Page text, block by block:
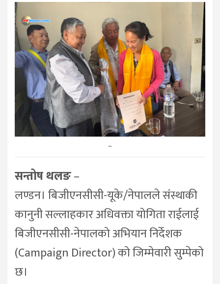
–
सन्तोष थलङ–
लण्डन। बिजीएनसीसी-यूके/नेपालले संस्थाकी
कानुनी सल्लाहकार अधिवक्ता योगिता राईलाई
बिजीएनसीसी-नेपालको अभियान निर्देशक
(Campaign Director) को जिम्मेवारी सुम्पेको
छ।